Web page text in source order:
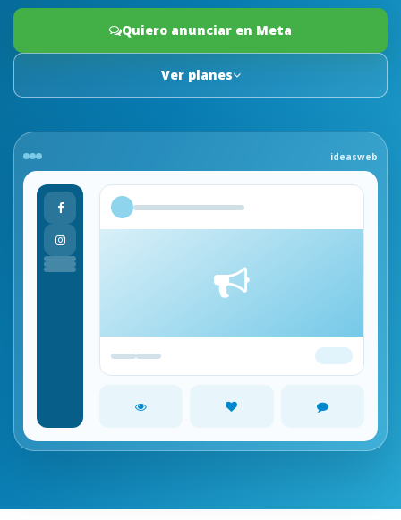
Quiero anunciar en Meta
Ver planes
ideasweb